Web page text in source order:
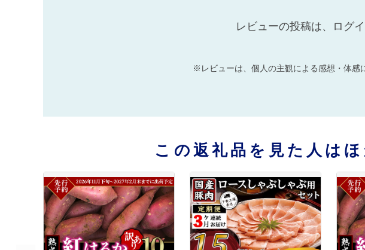
レビューの投稿は、ログ
※レビューは、個人の主観による感想・体感
この返礼品を見た人は